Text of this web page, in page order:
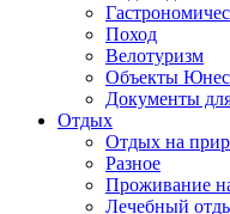
Поход
Велотуризм
Объекты
Документы
Отдых
Отдых на
Разное
Проживание
Лечебный